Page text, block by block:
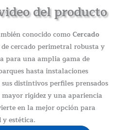
del producto
conocido como Cercado
cercado perimetral robusta y
para una amplia gama de
hasta instalaciones
distintivos perfiles prensados
rigidez y una apariencia
en la mejor opción para
y estética.